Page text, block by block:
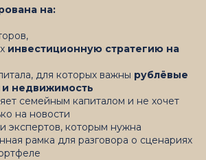
на:
инвестиционную стратегию на
для которых важны рублёвые
недвижимость
семейным капиталом и не хочет
на новости
экспертов, которым нужна
рамка для разговора о сценариях